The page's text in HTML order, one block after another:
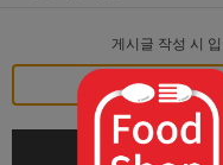
게시글 작성 시